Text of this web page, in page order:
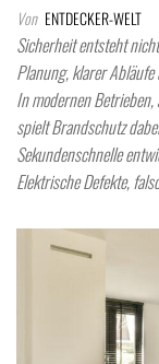
Von ENTDECKER-WELT
Sicherheit entsteht
Planung, klarer
In modernen
spielt Brandschutz
Sekundenschnelle
Elektrische Defekte,